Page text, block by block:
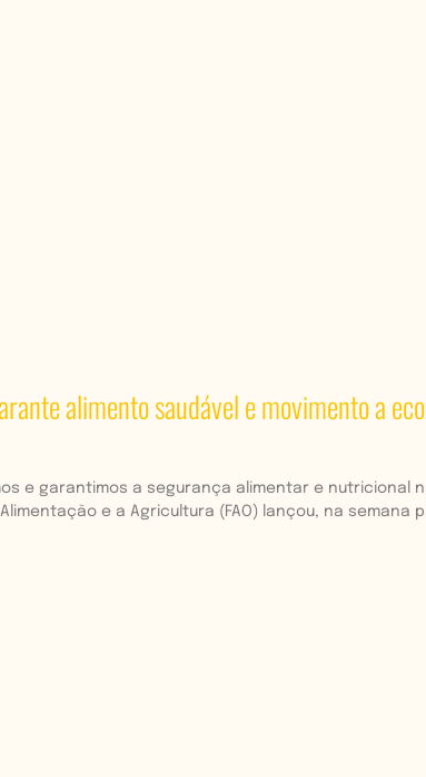
alimento saudável e movimento a
e garantimos a segurança alimentar e nutricional
e a Agricultura (FAO) lançou, na semana